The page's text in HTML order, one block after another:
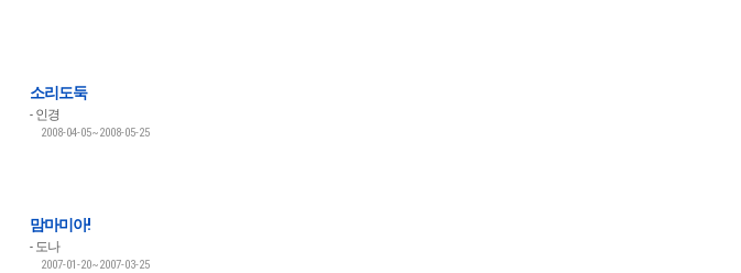
소리도둑
인경
2008-04-05~2008-05-25
맘마미아!
도나
2007-01-20~2007-03-25